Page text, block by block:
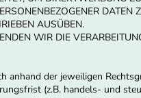
DATEN
AUSÜBEN.
WIR DIE
anhand der jeweiligen
(z.B. handels- und